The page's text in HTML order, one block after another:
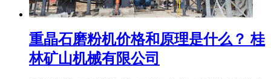
重晶石磨粉机价格和原理是什么？ 桂
林矿山机械有限公司